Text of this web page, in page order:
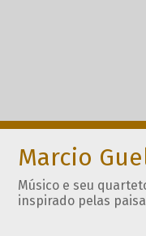
Marcio
Músico e seu
inspirado pelas